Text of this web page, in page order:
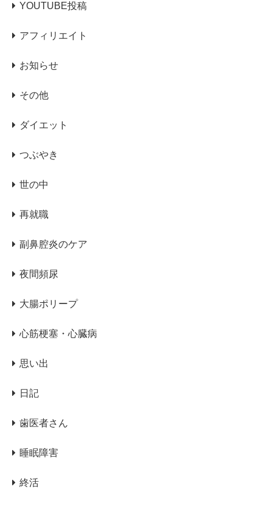
YOUTUBE投稿
アフィリエイト
お知らせ
その他
ダイエット
つぶやき
世の中
再就職
副鼻腔炎のケア
夜間頻尿
大腸ポリープ
心筋梗塞・心臓病
思い出
日記
歯医者さん
睡眠障害
終活